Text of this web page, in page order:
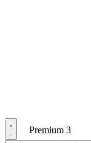
Premium 3